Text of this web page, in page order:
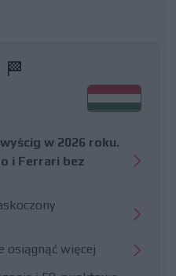
w 2026 roku.
i Ferrari bez
osiągnąć więcej